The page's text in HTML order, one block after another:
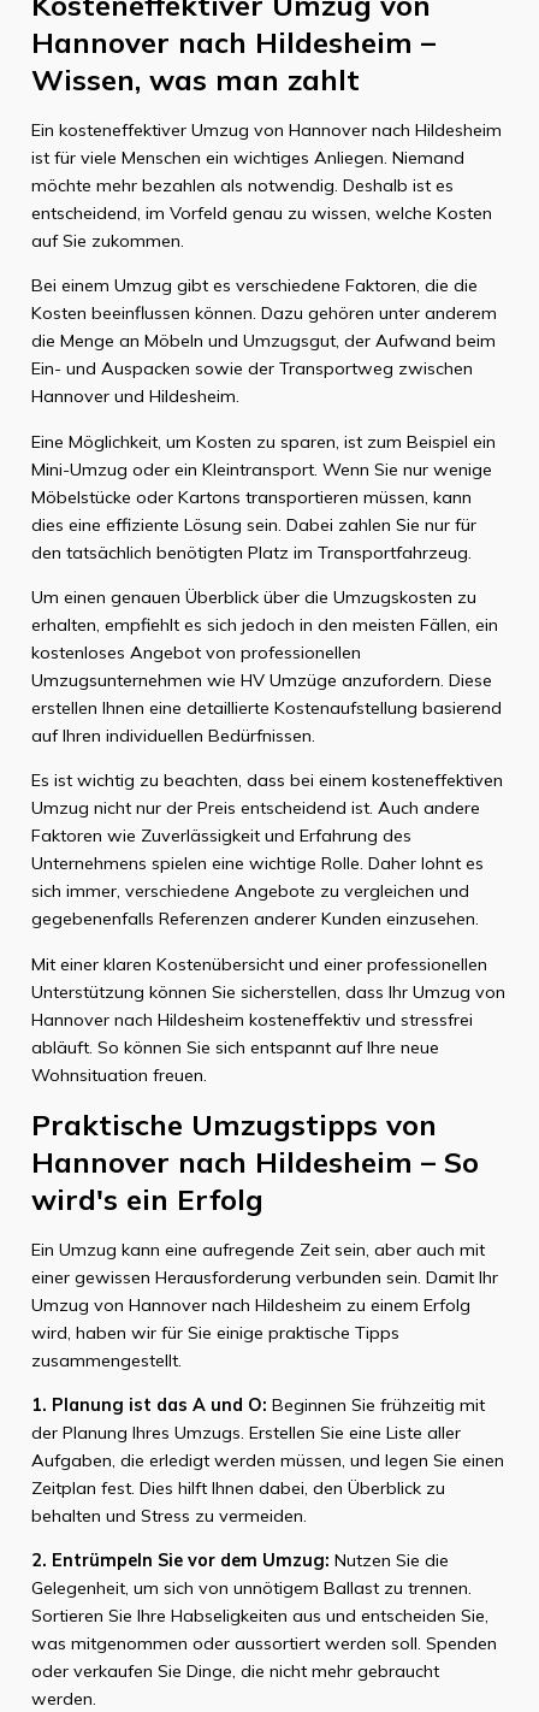
Hannover nach Hildesheim –
Wissen, was man zahlt
Ein kosteneffektiver Umzug von Hannover nach Hildesheim
ist für viele Menschen ein wichtiges Anliegen. Niemand
möchte mehr bezahlen als notwendig. Deshalb ist es
entscheidend, im Vorfeld genau zu wissen, welche Kosten
auf Sie zukommen.
Bei einem Umzug gibt es verschiedene Faktoren, die die
Kosten beeinflussen können. Dazu gehören unter anderem
die Menge an Möbeln und Umzugsgut, der Aufwand beim
Ein- und Auspacken sowie der Transportweg zwischen
Hannover und Hildesheim.
Eine Möglichkeit, um Kosten zu sparen, ist zum Beispiel ein
Mini-Umzug oder ein Kleintransport. Wenn Sie nur wenige
Möbelstücke oder Kartons transportieren müssen, kann
dies eine effiziente Lösung sein. Dabei zahlen Sie nur für
den tatsächlich benötigten Platz im Transportfahrzeug.
Um einen genauen Überblick über die Umzugskosten zu
erhalten, empfiehlt es sich jedoch in den meisten Fällen, ein
kostenloses Angebot von professionellen
Umzugsunternehmen wie HV Umzüge anzufordern. Diese
erstellen Ihnen eine detaillierte Kostenaufstellung basierend
auf Ihren individuellen Bedürfnissen.
Es ist wichtig zu beachten, dass bei einem kosteneffektiven
Umzug nicht nur der Preis entscheidend ist. Auch andere
Faktoren wie Zuverlässigkeit und Erfahrung des
Unternehmens spielen eine wichtige Rolle. Daher lohnt es
sich immer, verschiedene Angebote zu vergleichen und
gegebenenfalls Referenzen anderer Kunden einzusehen.
Mit einer klaren Kostenübersicht und einer professionellen
Unterstützung können Sie sicherstellen, dass Ihr Umzug von
Hannover nach Hildesheim kosteneffektiv und stressfrei
abläuft. So können Sie sich entspannt auf Ihre neue
Wohnsituation freuen.
Praktische Umzugstipps von
Hannover nach Hildesheim – So
wird's ein Erfolg
Ein Umzug kann eine aufregende Zeit sein, aber auch mit
einer gewissen Herausforderung verbunden sein. Damit Ihr
Umzug von Hannover nach Hildesheim zu einem Erfolg
wird, haben wir für Sie einige praktische Tipps
zusammengestellt.
1. Planung ist das A und O: Beginnen Sie frühzeitig mit
der Planung Ihres Umzugs. Erstellen Sie eine Liste aller
Aufgaben, die erledigt werden müssen, und legen Sie einen
Zeitplan fest. Dies hilft Ihnen dabei, den Überblick zu
behalten und Stress zu vermeiden.
2. Entrümpeln Sie vor dem Umzug: Nutzen Sie die
Gelegenheit, um sich von unnötigem Ballast zu trennen.
Sortieren Sie Ihre Habseligkeiten aus und entscheiden Sie,
was mitgenommen oder aussortiert werden soll. Spenden
oder verkaufen Sie Dinge, die nicht mehr gebraucht
werden.